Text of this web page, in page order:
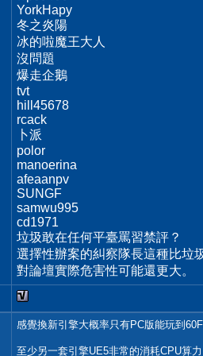
YorkHapy
冬之炎陽
冰的啦魔王大人
沒問題
爆走企鵝
tvt
hill45678
rcack
卜派
polor
manoerina
afeaanpv
SUNGF
samwu995
cd1971
垃圾敢在任何平臺罵習禁評？
選擇性辦案的糾察隊長這種比垃
對論壇實際危害性可能還更大。
感覺換新引擎大概率只有PC版能玩到
至少另一套引擎UE5非常的消耗CPU算力